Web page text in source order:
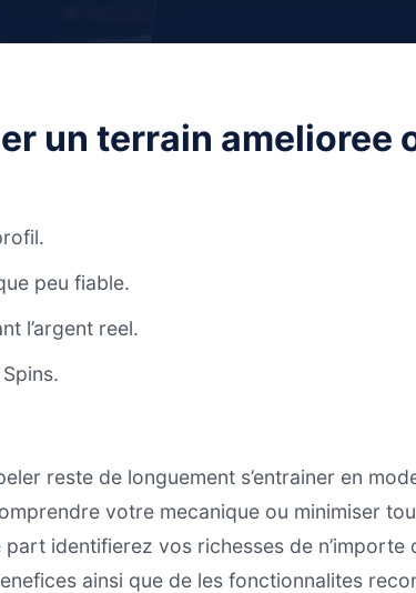
un terrain amelioree
peu fiable.
l’argent reel.
reste de longuement s’entrainer en
votre mecanique ou minimiser
identifierez vos richesses de
ainsi que de les fonctionnalites